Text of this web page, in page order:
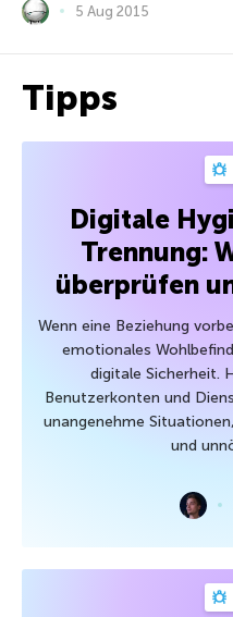
5 Aug 2015
Tipps
Digitale
Trennung:
überprüfen
Wenn eine Beziehung
emotionales
digitale Sicherheit.
Benutzerkonten und
unangenehme
und